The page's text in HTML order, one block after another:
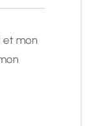
et mon